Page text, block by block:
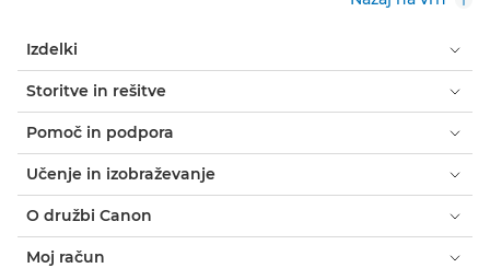
Izdelki
Storitve in rešitve
Pomoč in podpora
Učenje in izobraževanje
O družbi Canon
Moj račun